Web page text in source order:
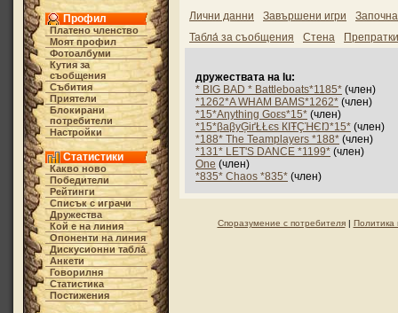
Профил
Платено членство
Моят профил
Фотоалбуми
Кутия за
съобщения
Събития
Приятели
Блокирани
потребители
Настройки
Статистики
Какво ново
Победители
Рейтинги
Списък с играчи
Дружества
Кой е на линия
Опоненти на линия
Дискусионни табла́
Анкети
Говорилня
Статистика
Постижения
Лични данни Завършени игри
Табла́ за съобщения
Стена Препратки
дружествата на lu:
* BIG BAD * Battleboats*1185* (член)
*1262*A WHAM BAMS*1262* (член)
*15*Aηythiηg Goεs*15* (член)
*15*βaβyĢіґŁŁєs КIŦÇΉЄŊ*15* (член)
*188* The Teamplayers *188* (член)
*131* LET'S DANCE *1199* (член)
One (член)
*835* Chaos *835* (член)
Споразумение с потребителя| Политика